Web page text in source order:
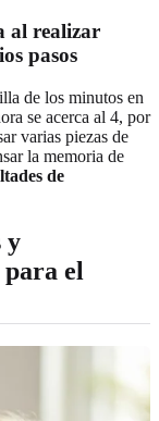
al realizar
pasos
de los minutos en
se acerca al 4, por
varias piezas de
la memoria de
de
y
para el